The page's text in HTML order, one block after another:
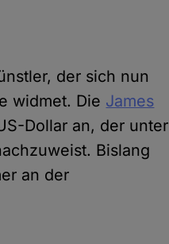
der sich nun
widmet. Die James
Dollar an, der unter
Bislang
an der